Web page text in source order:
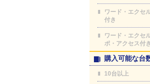
ワード・エクセ
付き
ワード・エクセ
ポ・アクセス付き
購入可能な台
10台以上